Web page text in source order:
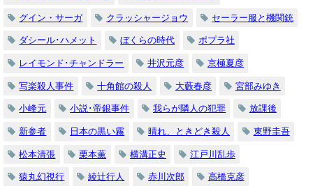
グイン・サーガ クラッシャージョウ セーラー服と機関銃
ダシール･ハメット ぼくらの時代 ポプラ社
レイモンド･チャンドラー 井沢元彦 京極夏彦
写楽殺人事件 十角館の殺人 大藪春彦 宮部みゆき
小峰元 小説･帝銀事件 我らが隣人の犯罪 放課後
新参者 日本の黒い霧 晴れ、ときどき殺人 東野圭吾
松本清張 栗本薫 横溝正史 江戸川乱歩
猿丸幻視行 綾辻行人 赤川次郎 高橋克彦